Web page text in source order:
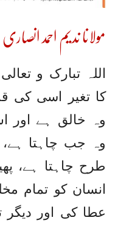
مولانا ندیم احمد انصاری
اللہ تبارک و
کا تغیر اسی کی
وہ خالق ہے
وہ جب چاہتا
طرح چاہتا ہے،
انسان کو تمام
عطا کی اور دیگر